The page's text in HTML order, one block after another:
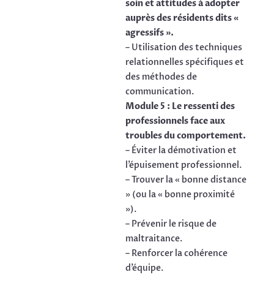
soin et attitudes à adopter
auprès des résidents dits «
agressifs ».
– Utilisation des techniques
relationnelles spécifiques et
des méthodes de
communication.
Module 5 : Le ressenti des
professionnels face aux
troubles du comportement.
– Éviter la démotivation et
l’épuisement professionnel.
– Trouver la « bonne distance
» (ou la « bonne proximité
»).
– Prévenir le risque de
maltraitance.
– Renforcer la cohérence
d’équipe.